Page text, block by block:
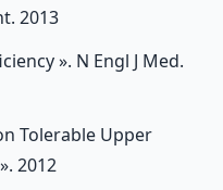
2013
». N Engl J Med.
Tolerable Upper
2012